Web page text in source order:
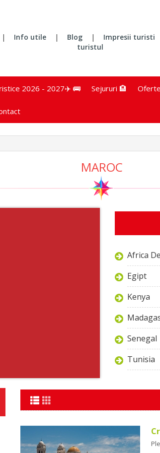
| Info utile | Blog | Impresii turisti
turistul
2026 - 2027✈️ 🚌 Sejururi 🏨
MAROC
Africa
Egipt
Kenya
Senegal
Tunisia